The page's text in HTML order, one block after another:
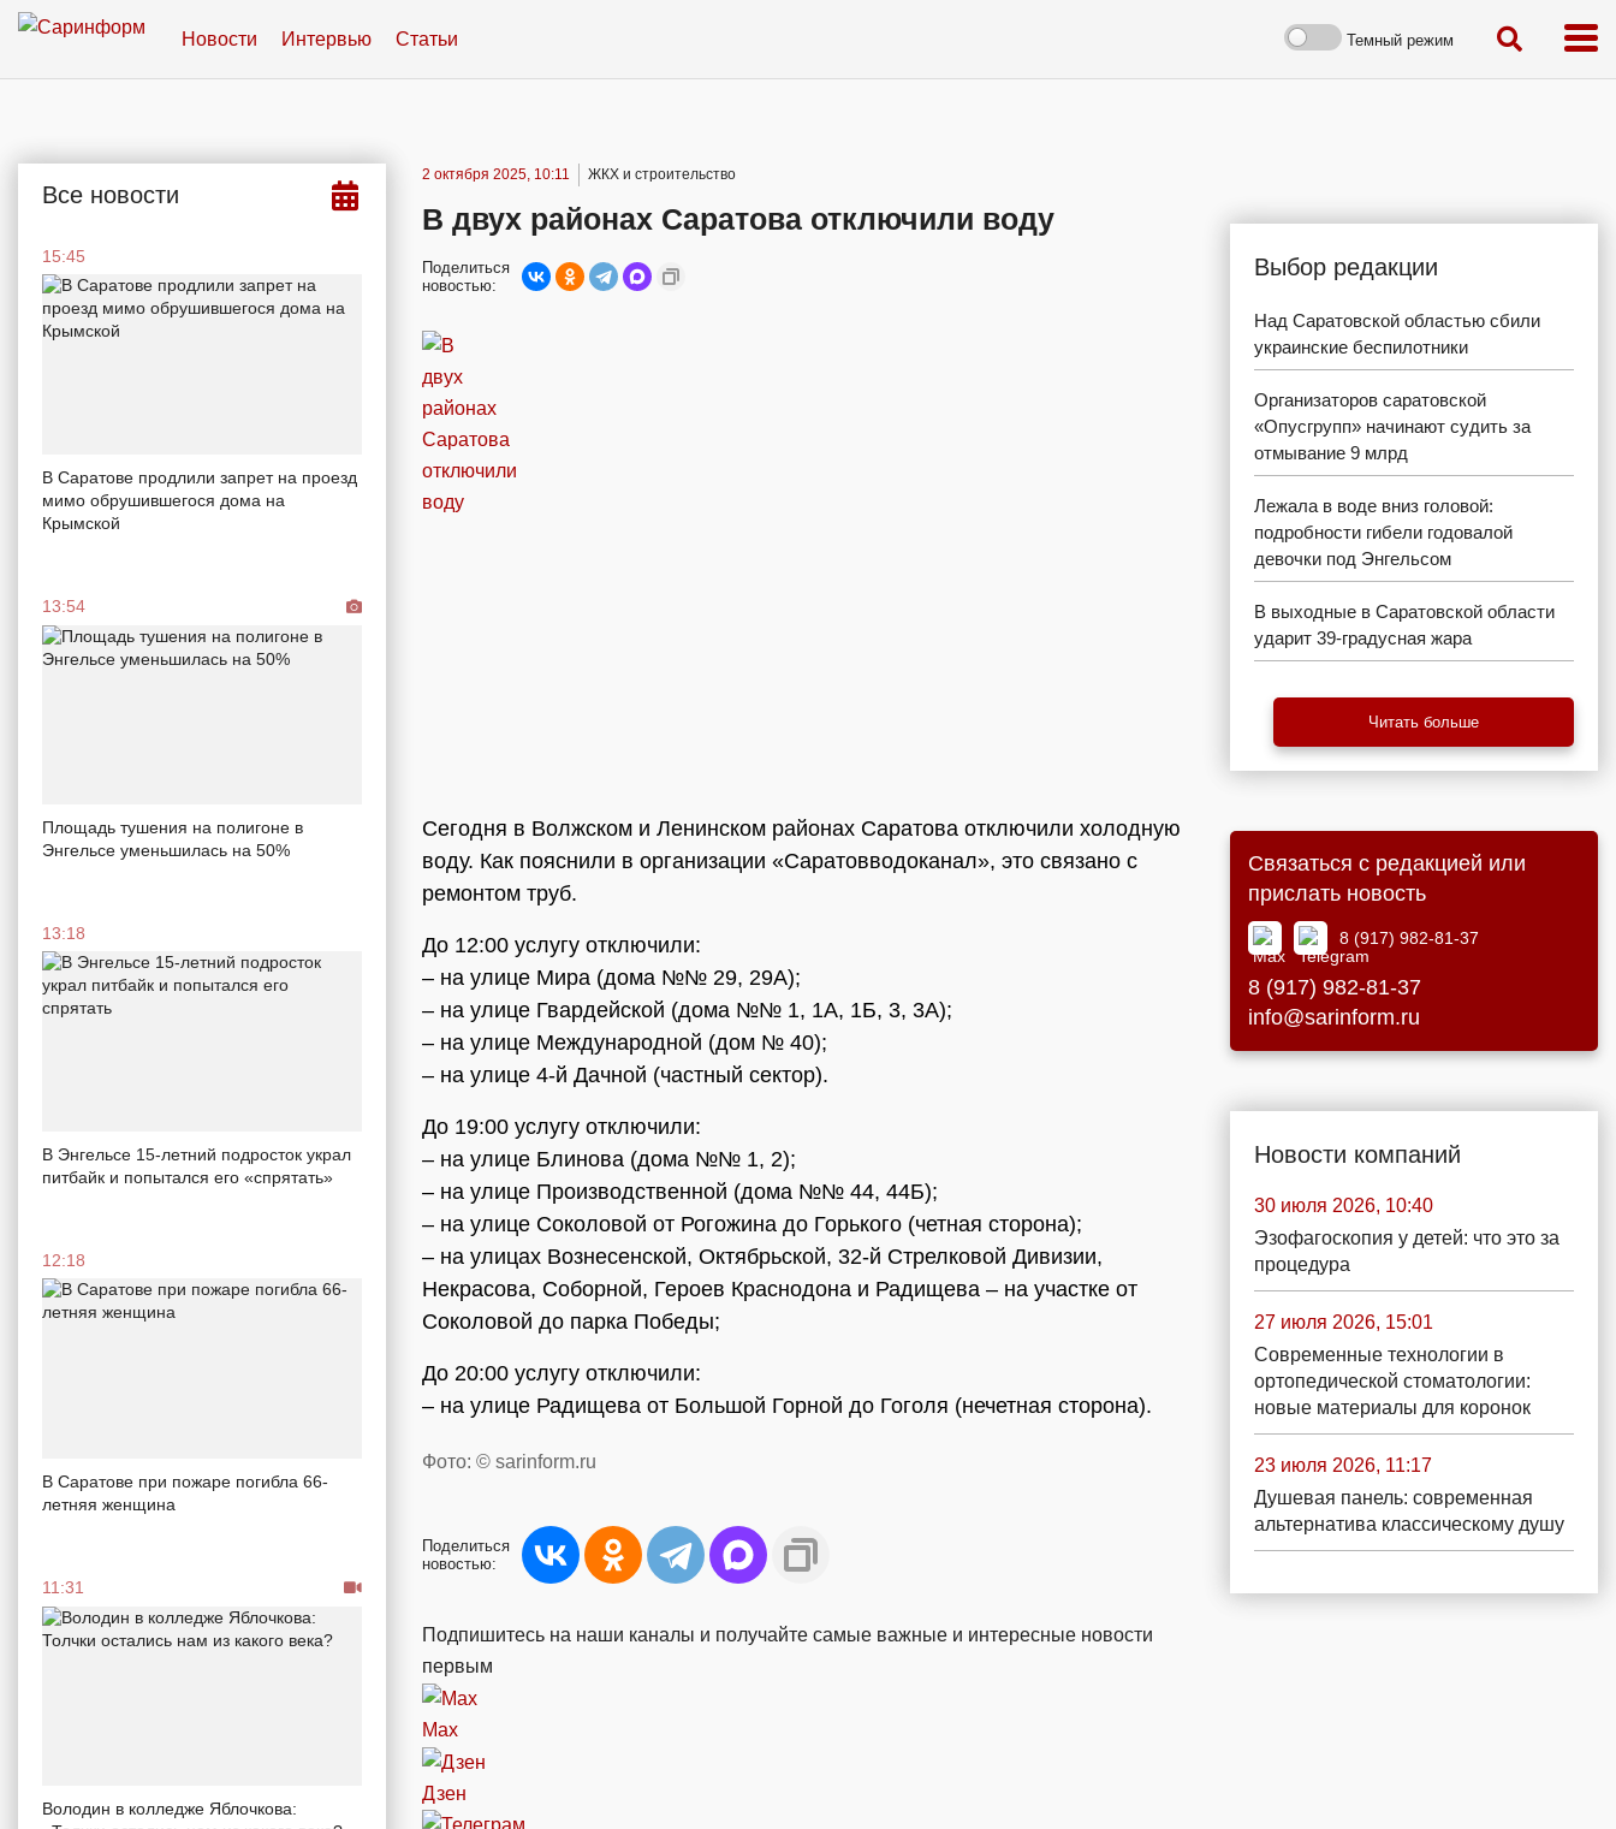
Новости Интервью Статьи Темный режим
Все новости
15:45
В Саратове продлили запрет на проезд
мимо обрушившегося дома на
Крымской
13:54
Площадь тушения на полигоне в
Энгельсе уменьшилась на 50%
13:18
В Энгельсе 15-летний подросток украл
питбайк и попытался его «спрятать»
12:18
В Саратове при пожаре погибла 66-
летняя женщина
11:31
Володин в колледже Яблочкова:
2 октября 2025, 10:11 ЖКХ и строительство
В двух районах Саратова отключили воду
Поделиться
новостью:
Сегодня в Волжском и Ленинском районах Саратова отключили холодную
воду. Как пояснили в организации «Саратовводоканал», это связано с
ремонтом труб.
До 12:00 услугу отключили:
– на улице Мира (дома №№ 29, 29А);
– на улице Гвардейской (дома №№ 1, 1А, 1Б, 3, 3А);
– на улице Международной (дом № 40);
– на улице 4-й Дачной (частный сектор).
До 19:00 услугу отключили:
– на улице Блинова (дома №№ 1, 2);
– на улице Производственной (дома №№ 44, 44Б);
– на улице Соколовой от Рогожина до Горького (четная сторона);
– на улицах Вознесенской, Октябрьской, 32-й Стрелковой Дивизии,
Некрасова, Соборной, Героев Краснодона и Радищева – на участке от
Соколовой до парка Победы;
До 20:00 услугу отключили:
– на улице Радищева от Большой Горной до Гоголя (нечетная сторона).
Фото: © sarinform.ru
Поделиться
новостью:
Подпишитесь на наши каналы и получайте самые важные и интересные новости
первым
Max
Дзен
Выбор редакции
Над Саратовской областью сбили
украинские беспилотники
Организаторов саратовской
«Опусгрупп» начинают судить за
отмывание 9 млрд
Лежала в воде вниз головой:
подробности гибели годовалой
девочки под Энгельсом
В выходные в Саратовской области
ударит 39-градусная жара
Читать больше
Связаться с редакцией или
прислать новость
8 (917) 982-81-37
8 (917) 982-81-37
info@sarinform.ru
Новости компаний
30 июля 2026, 10:40
Эзофагоскопия у детей: что это за
процедура
27 июля 2026, 15:01
Современные технологии в
ортопедической стоматологии:
новые материалы для коронок
23 июля 2026, 11:17
Душевая панель: современная
альтернатива классическому душу